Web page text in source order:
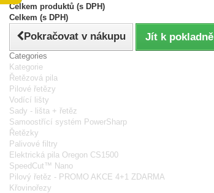
Celkem produktů (s DPH)
Celkem (s DPH)
Pokračovat v nákupu Jít k pokladně
Categories
Kategorie
Řetězová pila
Pilové řetězy
Vodící lišty
Sady - lišta + řetěz
Samoostřící systém PowerSharp
Řetězky
Palivové filtry
Elektrická pila Oregon CS1500
SpeedCut™ Nano
Pilový řetěz - PROMO AKCE 4+1 ZDARMA
Křovinořezy